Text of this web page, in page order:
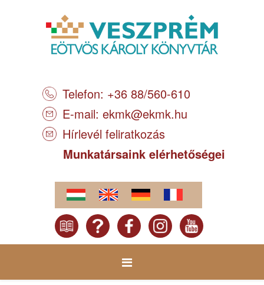
Telefon: +36 88/560-610
E-mail: ekmk@ekmk.hu
Hírlevél feliratkozás
Munkatársaink elérhetőségei